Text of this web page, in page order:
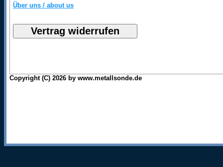
Über uns / about us
Copyright (C) 2026 by www.metallsonde.de